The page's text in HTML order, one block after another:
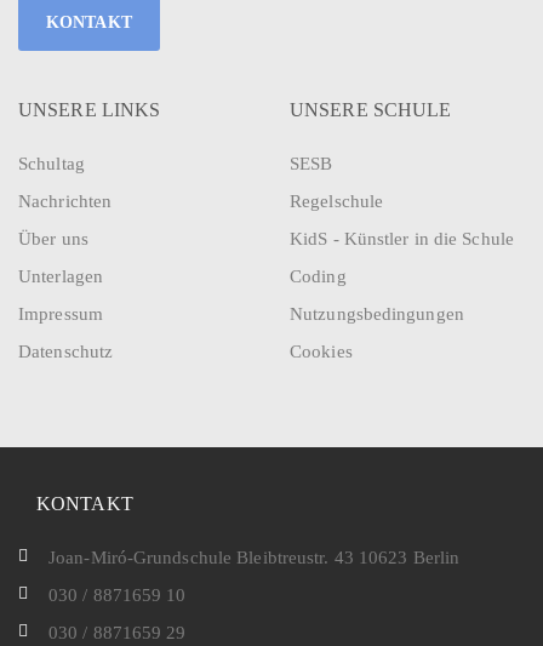
KONTAKT
UNSERE LINKS
Schultag
Nachrichten
Über uns
Unterlagen
Impressum
Datenschutz
UNSERE SCHULE
SESB
Regelschule
KidS - Künstler in die Schule
Coding
Nutzungsbedingungen
Cookies
KONTAKT
Joan-Miró-Grundschule Bleibtreustr. 43 10623 Berlin
030 / 8871659 10
030 / 8871659 29